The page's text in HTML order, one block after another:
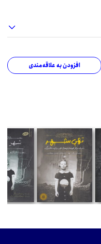
افزودن به علاقه‌مندی